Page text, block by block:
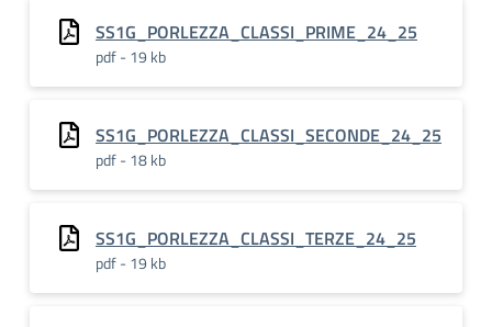
SS1G_PORLEZZA_CLASSI_PRIME_24_25
pdf - 19 kb
SS1G_PORLEZZA_CLASSI_SECONDE_24_25
pdf - 18 kb
SS1G_PORLEZZA_CLASSI_TERZE_24_25
pdf - 19 kb